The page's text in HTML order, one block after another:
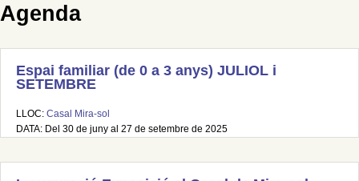
Agenda
Espai familiar (de 0 a 3 anys) JULIOL i
SETEMBRE
LLOC: Casal Mira-sol
DATA: Del 30 de juny al 27 de setembre de 2025